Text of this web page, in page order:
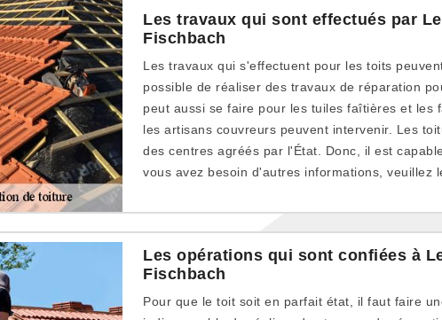
Les travaux qui sont effectués par
Fischbach
Les travaux qui s'effectuent pour les toits
possible de réaliser des travaux de réparation
peut aussi se faire pour les tuiles faîtières et les
les artisans couvreurs peuvent intervenir. Les
des centres agréés par l'État. Donc, il est
vous avez besoin d'autres informations, veuillez
Les opérations qui sont confiées à
Fischbach
Pour que le toit soit en parfait état, il faut faire